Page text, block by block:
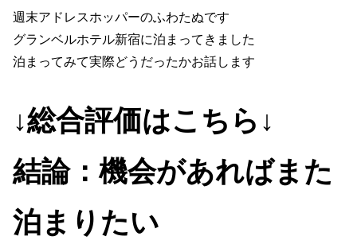
週末アドレスホッパーのふわたぬです
グランベルホテル新宿に泊まってきました
泊まってみて実際どうだったかお話します
↓総合評価はこちら↓
結論：機会があればまた
泊まりたい